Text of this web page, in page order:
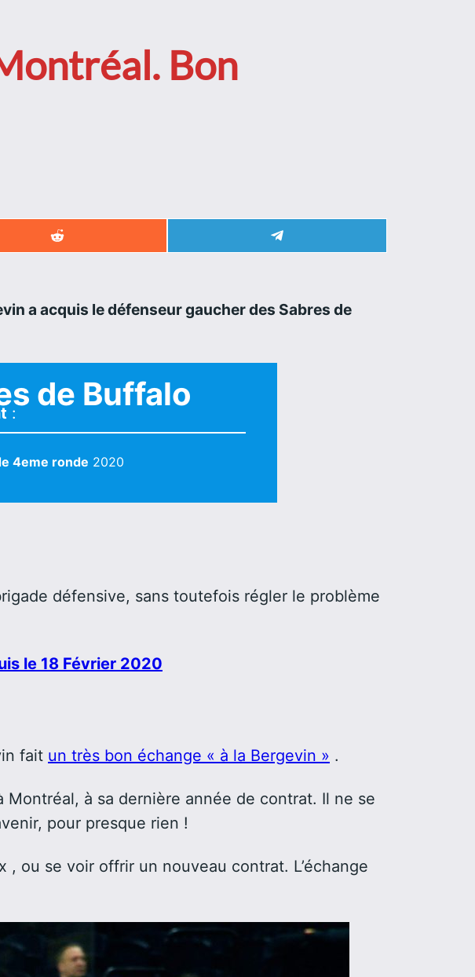
Bon
Share
on
Share
on
a acquis le défenseur gaucher des Sabres de
de Buffalo
:
4eme ronde 2020
défensive, sans toutefois régler le problème
le 18 Février 2020
fait un très bon échange « à la Bergevin » .
à sa dernière année de contrat. Il ne se
pour presque rien !
ou se voir offrir un nouveau contrat. L’échange